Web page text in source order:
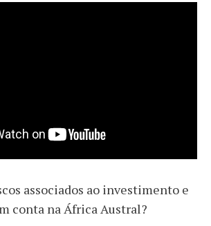
associados ao investimento e
conta na África Austral?